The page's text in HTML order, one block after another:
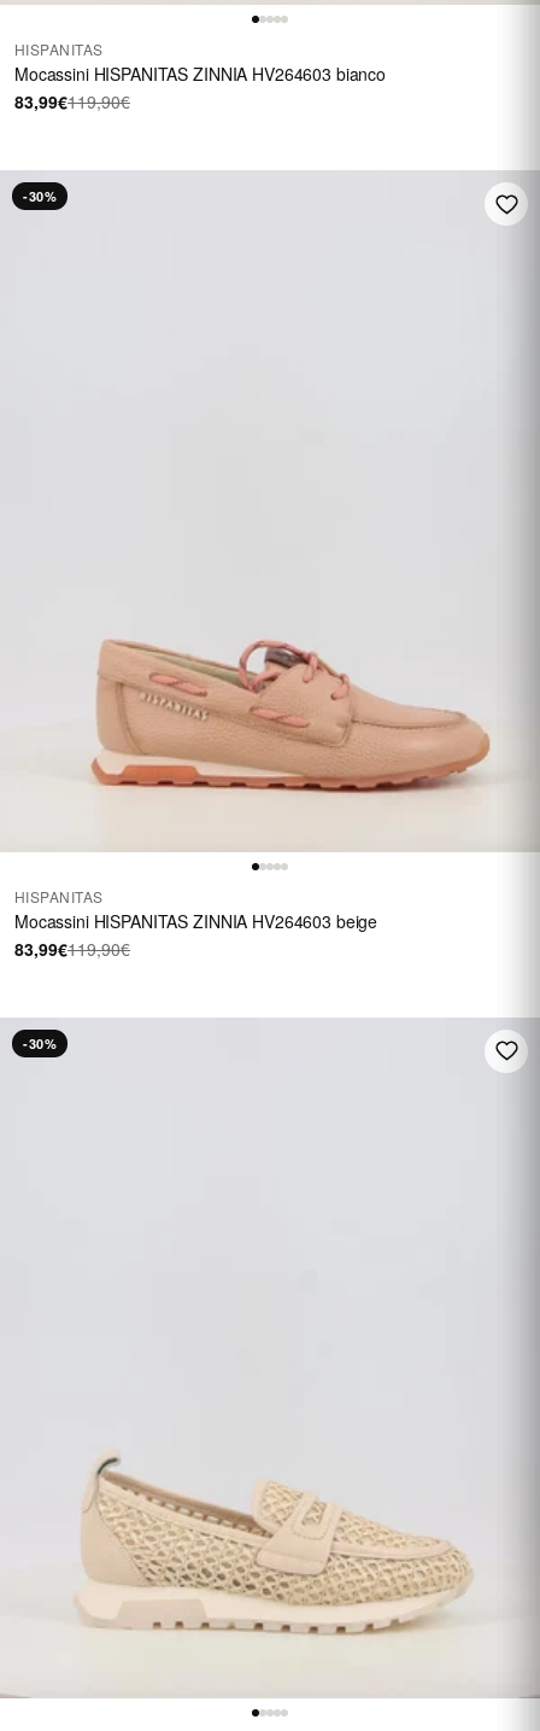
HISPANITAS
Mocassini HISPANITAS ZINNIA HV264603 bianco
83,99€119,90€
-30%
HISPANITAS
Mocassini HISPANITAS ZINNIA HV264603 beige
83,99€119,90€
-30%